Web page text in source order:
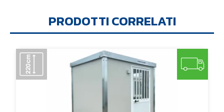
PRODOTTI CORRELATI